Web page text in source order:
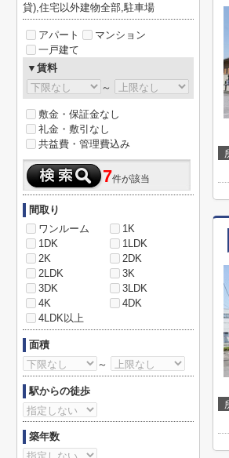
貸),住宅以外建物全部,駐車場
アパート
マンション
一戸建て
▼賃料
～
敷金・保証金なし
礼金・敷引なし
共益費・管理費込み
7件が該当
間取り
ワンルーム
1K
1DK
1LDK
2K
2DK
2LDK
3K
3DK
3LDK
4K
4DK
4LDK以上
面積
～
駅からの徒歩
築年数